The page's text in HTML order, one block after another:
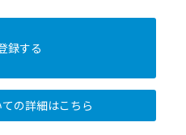
録する
の詳細はこちら